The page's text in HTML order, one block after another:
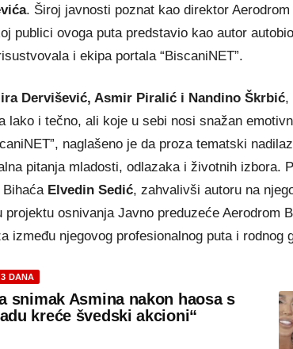
. Široj javnosti poznat kao direktor
publici ovoga puta predstavio kao autor
i ekipa portala “BiscaniNET”.
Dervišević, Asmir Piralić i Nandino Škrbić,
lako i tečno, ali koje u sebi nosi snažan
naglašeno je da proza tematski
pitanja mladosti, odlazaka i životnih izbora.
Bihaća Elvedin Sedić, zahvalivši autoru na
projektu osnivanja Javno preduzeće Aerodrom
između njegovog profesionalnog puta i rodnog
DANA
snimak Asmina nakon haosa s
kreće švedski akcioni“